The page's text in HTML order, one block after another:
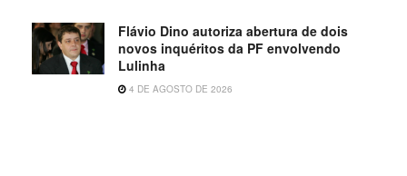
Flávio Dino autoriza abertura de dois
novos inquéritos da PF envolvendo
Lulinha
4 DE AGOSTO DE 2026